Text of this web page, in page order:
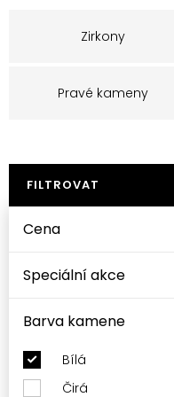
Zirkony
Pravé kameny
FILTROVAT
Cena
Speciální akce
Barva kamene
Bílá
Čirá